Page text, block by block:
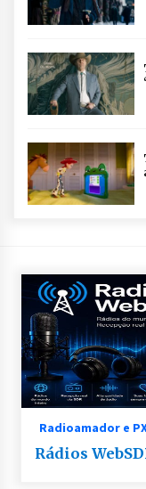
Radioamador e
Rádios